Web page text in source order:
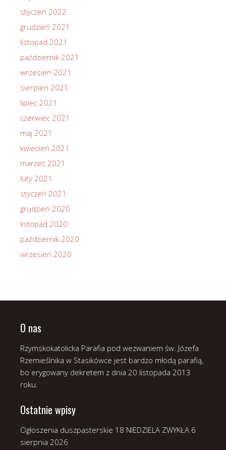
styczeń 2022
grudzień 2021
listopad 2021
październik 2021
wrzesień 2021
sierpień 2021
lipiec 2021
czerwiec 2021
maj 2021
kwiecień 2021
marzec 2021
luty 2021
styczeń 2021
grudzień 2020
listopad 2020
październik 2020
wrzesień 2020
O nas
Rzymskokatolicka Parafia pod wezwaniem św. Józefa
Rzemieślnika w Stasikówce jest bardzo młodą parafią,
bo erygowany dekretem z dnia 20 listopada 2013
roku.
Ostatnie wpisy
Ogłoszenia duszpasterskie 18 NIEDZIELA ZWYKŁA 6
sierpnia 2026